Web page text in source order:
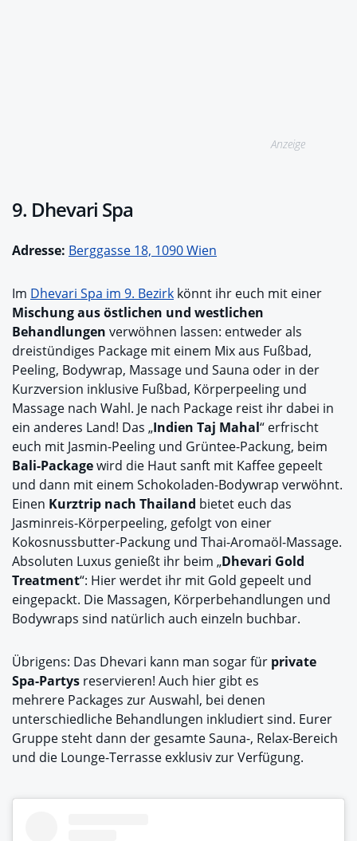
Anzeige
9. Dhevari Spa
Adresse: Berggasse 18, 1090 Wien
Im Dhevari Spa im 9. Bezirk könnt ihr euch mit einer
Mischung aus östlichen und westlichen
Behandlungen verwöhnen lassen: entweder als
dreistündiges Package mit einem Mix aus Fußbad,
Peeling, Bodywrap, Massage und Sauna oder in der
Kurzversion inklusive Fußbad, Körperpeeling und
Massage nach Wahl. Je nach Package reist ihr dabei in
ein anderes Land! Das „Indien Taj Mahal“ erfrischt
euch mit Jasmin-Peeling und Grüntee-Packung, beim
Bali-Packagewird die Haut sanft mit Kaffee gepeelt
und dann mit einem Schokoladen-Bodywrap verwöhnt.
Einen Kurztrip nach Thailand bietet euch das
Jasminreis-Körperpeeling, gefolgt von einer
Kokosnussbutter-Packung und Thai-Aromaöl-Massage.
Absoluten Luxus genießt ihr beim „Dhevari Gold
Treatment“: Hier werdet ihr mit Gold gepeelt und
eingepackt. Die Massagen, Körperbehandlungen und
Bodywraps sind natürlich auch einzeln buchbar.
Übrigens: Das Dhevari kann man sogar für private
Spa-Partys reservieren! Auch hier gibt es
mehrere Packages zur Auswahl, bei denen
unterschiedliche Behandlungen inkludiert sind. Eurer
Gruppe steht dann der gesamte Sauna-, Relax-Bereich
und die Lounge-Terrasse exklusiv zur Verfügung.